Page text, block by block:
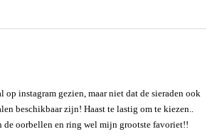
op instagram gezien, maar niet dat de sieraden ook
beschikbaar zijn! Haast te lastig om te kiezen..
oorbellen en ring wel mijn grootste favoriet!!